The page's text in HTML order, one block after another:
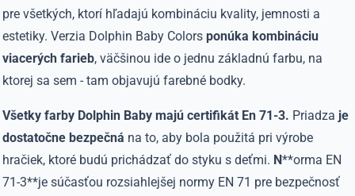
pre všetkých, ktorí hľadajú kombináciu kvality, jemnosti a
estetiky. Verzia Dolphin Baby Colorsponúka kombináciu
viacerých farieb, väčšinou ide o jednu základnú farbu, na
ktorej sa sem - tam objavujú farebné bodky.
Všetky farby Dolphin Baby majú certifikát En 71-3. Priadza je
dostatočne bezpečná na to, aby bola použitá pri výrobe
hračiek, ktoré budú prichádzať do styku s deťmi. N**orma EN
71-3**je súčasťou rozsiahlejšej normy EN 71 pre bezpečnosť